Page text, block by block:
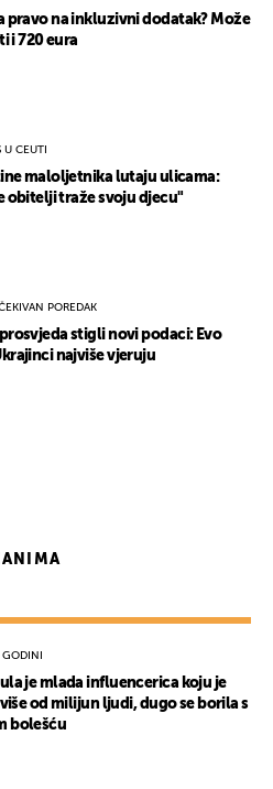
pravo na inkluzivni dodatak? Može
i 720 eura
U CEUTI
maloljetnika lutaju ulicama:
obitelji traže svoju djecu"
POREDAK
stigli novi podaci: Evo
najviše vjeruju
je mlada influencerica koju je
od milijun ljudi, dugo se borila s
bolešću